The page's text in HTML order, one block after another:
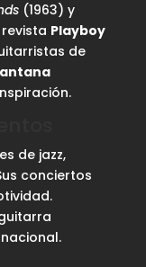
(1963) y
Playboy
de
de jazz,
conciertos